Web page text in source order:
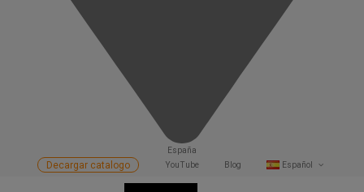
España
Español
Blog
YouTube
Decargar catalogo